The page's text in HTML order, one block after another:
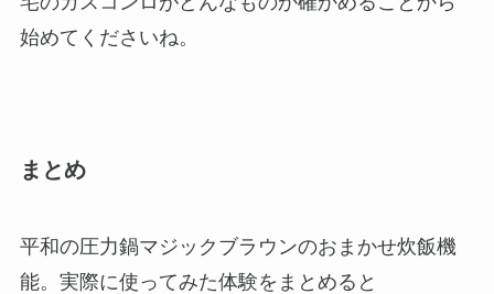
始めてくださいね。
まとめ
平和の圧力鍋マジックブラウンのおまかせ炊飯機
能。実際に使ってみた体験をまとめると